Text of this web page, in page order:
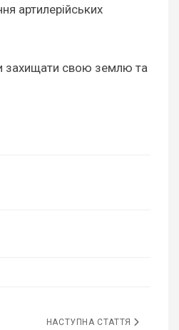
артилерійських
захищати свою землю та
НАСТУПНА СТАТТЯ